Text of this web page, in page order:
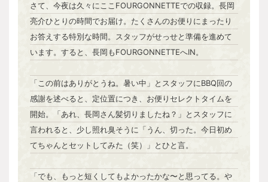
さて、今夜は久々にここFOURGONNETTEでの収録。長岡
亮介ひとりの時間でお届け。たくさんのお便りにまったり
お答えする特別な時間。スタッフがせっせと準備を進めて
います。すると、長岡もFOURGONNETTEへIN。
「この前はありがとうね。暑い中」とスタッフにBBQ回の
感謝を述べると、定位置につき、お便りセレクトタイムを
開始。「あれ、長岡さん髪切りましたね？」とスタッフに
言われると、少し照れ臭そうに「うん、切った。今日初め
てちゃんとセットしてみた（笑）」とひと言。
「でも、もっと短くしてもよかったかな〜と思ってる。や